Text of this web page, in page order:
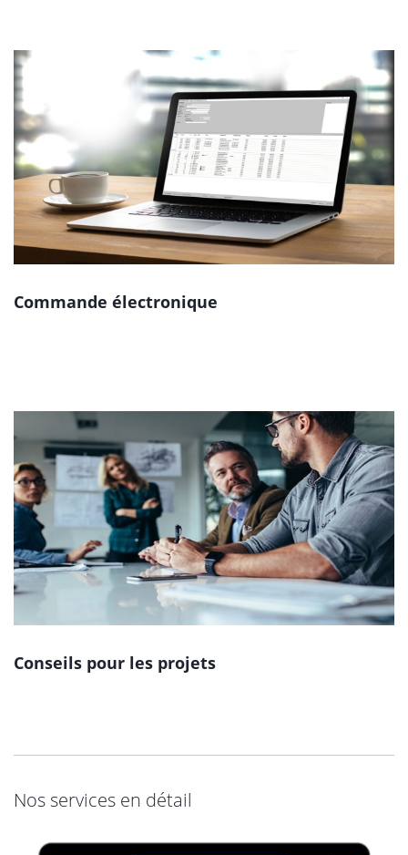
Commande électronique
Conseils pour les projets
Nos services en détail